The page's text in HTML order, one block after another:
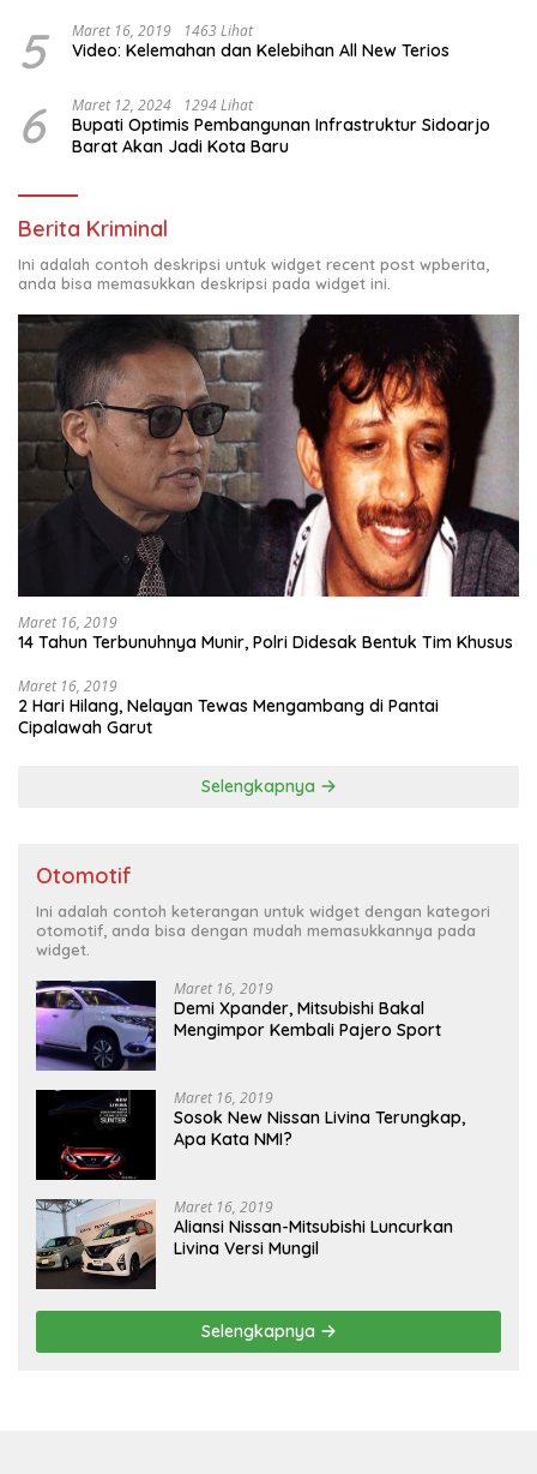
KELUAR KOTA
5 Maret 16, 2019 1463 Lihat
Video: Kelemahan dan Kelebihan All New Terios
6 Maret 12, 2024 1294 Lihat
Bupati Optimis Pembangunan Infrastruktur Sidoarjo
Barat Akan Jadi Kota Baru
Berita Kriminal
Ini adalah contoh deskripsi untuk widget recent post wpberita,
anda bisa memasukkan deskripsi pada widget ini.
Maret 16, 2019
14 Tahun Terbunuhnya Munir, Polri Didesak Bentuk Tim Khusus
Maret 16, 2019
2 Hari Hilang, Nelayan Tewas Mengambang di Pantai
Cipalawah Garut
Selengkapnya
Otomotif
Ini adalah contoh keterangan untuk widget dengan kategori
otomotif, anda bisa dengan mudah memasukkannya pada
widget.
Maret 16, 2019
Demi Xpander, Mitsubishi Bakal
Mengimpor Kembali Pajero Sport
Maret 16, 2019
Sosok New Nissan Livina Terungkap,
Apa Kata NMI?
Maret 16, 2019
Aliansi Nissan-Mitsubishi Luncurkan
Livina Versi Mungil
Selengkapnya